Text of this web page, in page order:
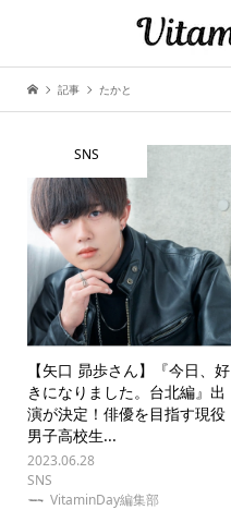
記事 たかと
SNS
【矢口 昴歩さん】『今日、好
きになりました。台北編』出
演が決定！俳優を目指す現役
男子高校生...
2023.06.28
SNS
VitaminDay編集部